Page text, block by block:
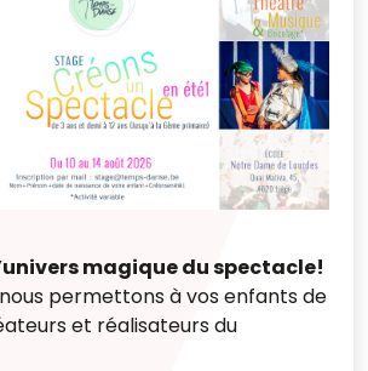
magique du spectacle!
permettons à vos enfants de
et réalisateurs du